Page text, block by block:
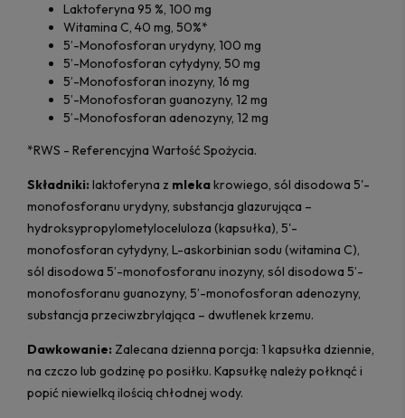
Laktoferyna 95 %, 100 mg
Witamina C, 40 mg, 50%*
5’-Monofosforan urydyny, 100 mg
5’-Monofosforan cytydyny, 50 mg
5’-Monofosforan inozyny, 16 mg
5’-Monofosforan guanozyny, 12 mg
5’-Monofosforan adenozyny, 12 mg
*RWS - Referencyjna Wartość Spożycia.
Składniki: laktoferyna z mlekakrowiego, sól disodowa 5'-
monofosforanu urydyny, substancja glazurująca –
hydroksypropylometyloceluloza (kapsułka), 5'-
monofosforan cytydyny, L-askorbinian sodu (witamina C),
sól disodowa 5’-monofosforanu inozyny, sól disodowa 5’-
monofosforanu guanozyny, 5’-monofosforan adenozyny,
substancja przeciwzbrylająca – dwutlenek krzemu.
Dawkowanie: Zalecana dzienna porcja: 1 kapsułka dziennie,
na czczo lub godzinę po posiłku. Kapsułkę należy połknąć i
popić niewielką ilością chłodnej wody.